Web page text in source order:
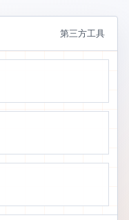
第三方工具